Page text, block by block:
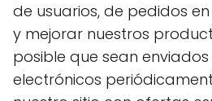
de usuarios, de pedidos
y mejorar nuestros
posible que sean
electrónicos